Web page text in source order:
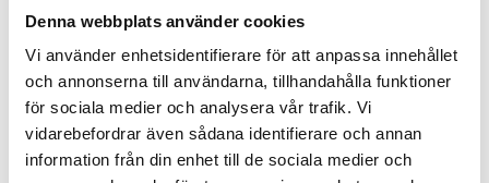
Denna webbplats använder cookies
Vi använder enhetsidentifierare för att anpassa innehållet
och annonserna till användarna, tillhandahålla funktioner
för sociala medier och analysera vår trafik. Vi
vidarebefordrar även sådana identifierare och annan
information från din enhet till de sociala medier och
februari (3)
november (1)
oktober (3)
juni (1)
maj (3)